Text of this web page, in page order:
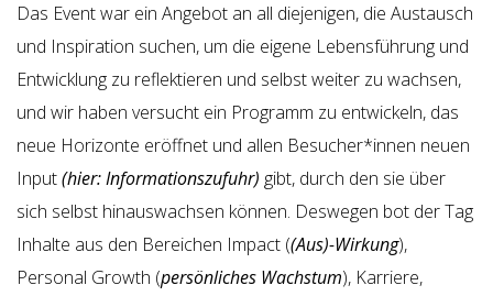
Das Event war ein Angebot an all diejenigen, die Austausch
und Inspiration suchen, um die eigene Lebensführung und
Entwicklung zu reflektieren und selbst weiter zu wachsen,
und wir haben versucht ein Programm zu entwickeln, das
neue Horizonte eröffnet und allen Besucher*innen neuen
Input(hier: Informationszufuhr) gibt, durch den sie über
sich selbst hinauswachsen können. Deswegen bot der Tag
Inhalte aus den Bereichen Impact ((Aus)-Wirkung),
Personal Growth (persönliches Wachstum), Karriere,